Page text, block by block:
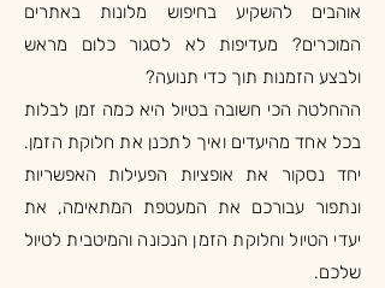
אוהבים להשקיע בחיפוש מלונות באתרים
המוכרים? מעדיפות לא לסגור כלום מראש
ולבצע הזמנות תוך כדי תנועה?
ההחלטה הכי חשובה בטיול היא כמה זמן לבלות
בכל אחד מהיעדים ואיך לתכנן את חלוקת הזמן.
יחד נסקור את אופציות הפעילות האפשריות
ונתפור עבורכם את המעטפת המתאימה, את
יעדי הטיול וחלוקת הזמן הנכונה והמיטבית לטיול
שלכם.